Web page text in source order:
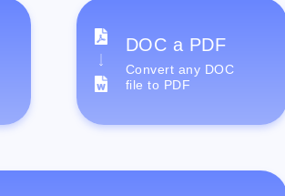
DOC a PDF
Convert any DOC
file to PDF